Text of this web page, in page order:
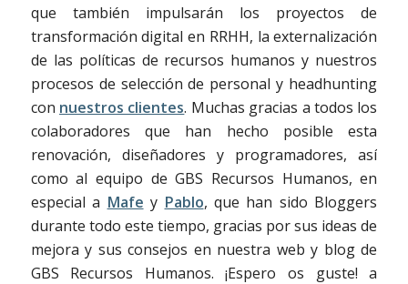
que también impulsarán los proyectos de
transformación digital en RRHH, la externalización
de las políticas de recursos humanos y nuestros
procesos de selección de personal y headhunting
con nuestros clientes. Muchas gracias a todos los
colaboradores que han hecho posible esta
renovación, diseñadores y programadores, así
como al equipo de GBS Recursos Humanos, en
especial a Mafe y Pablo, que han sido Bloggers
durante todo este tiempo, gracias por sus ideas de
mejora y sus consejos en nuestra web y blog de
GBS Recursos Humanos. ¡Espero os guste! a